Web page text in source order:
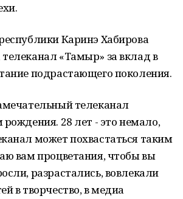
Каринэ Хабирова
«Тамыр» за вклад в
подрастающего поколения.
телеканал
28 лет - это немало,
может похвастаться таким
вам процветания, чтобы вы
разрастались, вовлекали
в творчество, в медиа